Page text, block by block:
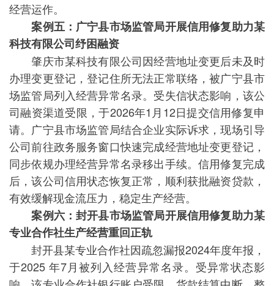
经营运作。
案例五：广宁县市场监管局开展信用修复助力某
科技有限公司纾困融资
肇庆市某科技有限公司因经营地址变更后未及时
办理变更登记，登记住所无法正常联络，被广宁县市
场监管局列入经营异常名录。受失信状态影响，该公
司融资渠道受限，于2026年1月12日提交信用修复申
请。广宁县市场监管局结合企业实际诉求，现场引导
公司前往政务服务窗口快速完成经营地址变更登记，
同步依规办理经营异常名录移出手续。信用修复完成
后，该公司信用状态恢复正常，顺利获批融资贷款，
有效缓解现金流压力，稳定生产经营。
案例六：封开县市场监管局开展信用修复助力某
专业合作社生产经营重回正轨
封开县某专业合作社因疏忽漏报2024年度年报，
于2025 年7月被列入经营异常名录。受异常状态影